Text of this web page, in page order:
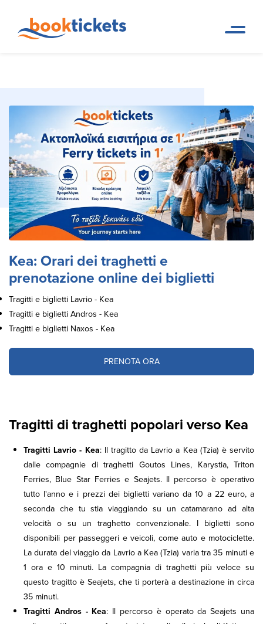
Destinazioni
dei biglietti
Kea: Orari dei traghetti e
prenotazione online dei biglietti
Tragitti e biglietti Lavrio - Kea
Tragitti e biglietti Andros - Kea
Tragitti e biglietti Naxos - Kea
PRENOTA ORA
Tragitti di traghetti popolari verso Kea
Tragitti Lavrio - Kea: Il tragitto da Lavrio a Kea (Tzia) è servito
dalle compagnie di traghetti Goutos Lines, Karystia, Triton
Ferries, Blue Star Ferries e Seajets. Il percorso è operativo
tutto l'anno e i prezzi dei biglietti variano da 10 a 22 euro, a
seconda che tu stia viaggiando su un catamarano ad alta
velocità o su un traghetto convenzionale. I biglietti sono
disponibili per passeggeri e veicoli, come auto e motociclette.
La durata del viaggio da Lavrio a Kea (Tzia) varia tra 35 minuti e
1 ora e 10 minuti. La compagnia di traghetti più veloce su
questo tragitto è Seajets, che ti porterà a destinazione in circa
35 minuti.
Tragitti Andros - Kea: Il percorso è operato da Seajets una